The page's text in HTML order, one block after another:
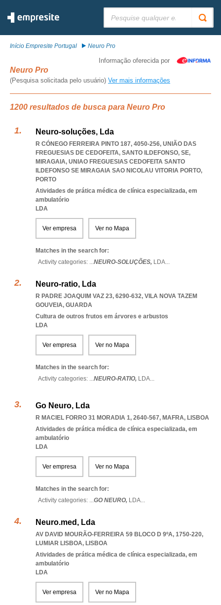
Início Empresite Portugal Neuro Pro
Informação oferecida por
Neuro Pro
(Pesquisa solicitada pelo usuário) Ver mais informações
1200 resultados de busca para Neuro Pro
Neuro-soluções, Lda
R CÓNEGO FERREIRA PINTO 187, 4050-256, UNIÃO DAS
FREGUESIAS DE CEDOFEITA, SANTO ILDEFONSO, SE,
MIRAGAIA, UNIAO FREGUESIAS CEDOFEITA SANTO
ILDEFONSO SE MIRAGAIA SAO NICOLAU VITORIA PORTO,
PORTO
Atividades de prática médica de clínica especializada, em
ambulatório
LDA
Ver empresa Ver no Mapa
Matches in the search for:
Activity categories: ...NEURO-SOLUÇÕES, LDA...
Neuro-ratio, Lda
R PADRE JOAQUIM VAZ 23, 6290-632, VILA NOVA TAZEM
GOUVEIA, GUARDA
Cultura de outros frutos em árvores e arbustos
LDA
Ver empresa Ver no Mapa
Matches in the search for:
Activity categories: ...NEURO-RATIO, LDA...
Go Neuro, Lda
R MACIEL FORRO 31 MORADIA 1, 2640-567, MAFRA, LISBOA
Atividades de prática médica de clínica especializada, em
ambulatório
LDA
Ver empresa Ver no Mapa
Matches in the search for:
Activity categories: ...GO NEURO, LDA...
Neuro.med, Lda
AV DAVID MOURÃO-FERREIRA 59 BLOCO D 9ºA, 1750-220,
LUMIAR LISBOA, LISBOA
Atividades de prática médica de clínica especializada, em
ambulatório
LDA
Ver empresa Ver no Mapa